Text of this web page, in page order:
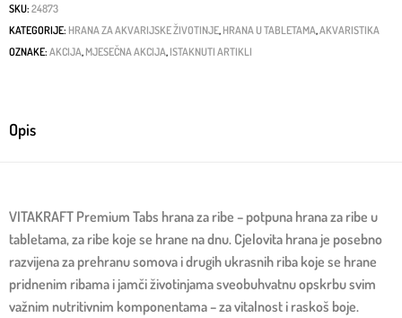
SKU: 24873
KATEGORIJE: HRANA ZA AKVARIJSKE ŽIVOTINJE, HRANA U TABLETAMA,AKVARISTIKA
OZNAKE: AKCIJA, MJESEČNA AKCIJA, ISTAKNUTI ARTIKLI
Opis
VITAKRAFT Premium Tabs hrana za ribe – potpuna hrana za ribe u
tabletama, za ribe koje se hrane na dnu. Cjelovita hrana je posebno
razvijena za prehranu somova i drugih ukrasnih riba koje se hrane
pridnenim ribama i jamči životinjama sveobuhvatnu opskrbu svim
važnim nutritivnim komponentama – za vitalnost i raskoš boje.